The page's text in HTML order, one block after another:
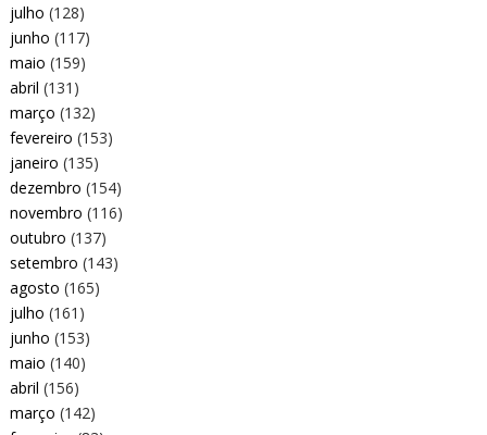
julho (128)
junho (117)
maio (159)
abril (131)
março (132)
fevereiro (153)
janeiro (135)
dezembro (154)
novembro (116)
outubro (137)
setembro (143)
agosto (165)
julho (161)
junho (153)
maio (140)
abril (156)
março (142)